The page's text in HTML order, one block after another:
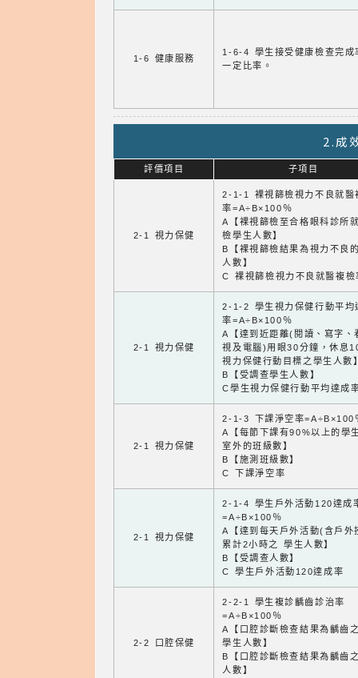
1-6 健康服務
1-6-4 學生接受健康檢查完成
一定比率。
2.成
評價項目 子項目
2-1 視力保健
2-1-1 裸視篩檢視力不良就醫
率=A÷B×100％
A【裸視篩檢至合格眼科診所
檢學生人數】
B【裸視篩檢結果為視力不良
人數】
C 裸視篩檢視力不良就醫複檢
2-1 視力保健
2-1-2 學生視力保健行動平均
率=A÷B×100％
A【達到近距離(閱讀、寫字、
視及電腦)用眼30分鐘，休息
視力保健行動目標之學生人數
B【受調查學生人數】
C學生視力保健行動平均達成
2-1 視力保健
2-1-3 下課淨空率=A÷B×100
A【每節下課有90%以上的學
室外的班級數】
B【施測班級數】
C 下課淨空率
2-1 視力保健
2-1-4 學生戶外活動120達成
=A÷B×100％
A【達到每天戶外活動(含戶外
累計2小時之 學生人數】
B【受調查人數】
C 學生戶外活動120達成率
2-2 口腔保健
2-2-1 學生複診齲齒診治率
=A÷B×100％
A【口腔診斷檢查結果為齲齒
學生人數】
B【口腔診斷檢查結果為齲齒
人數】